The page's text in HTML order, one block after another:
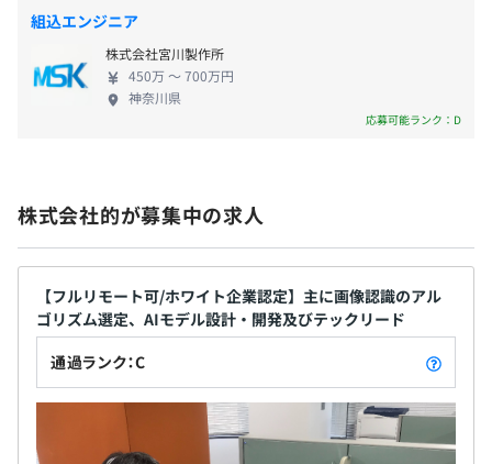
参加したプロジェクトにより異なります。研究開発に近い
ため、少人数の構成になることが多いです。
全国健康保険協会加入
社会保険完備（健康保険・厚生年金加入・雇用保険・労災
3カ月（試用期間中の待遇の変更はありません）
組込エンジニア
株式会社宮川製作所
450万 〜 700万円
神奈川県
応募可能ランク：D
株式会社的が募集中の求人
【フルリモート可/ホワイト企業認定】主に画像認識のアル
ゴリズム選定、AIモデル設計・開発及びテックリード
通過ランク：C